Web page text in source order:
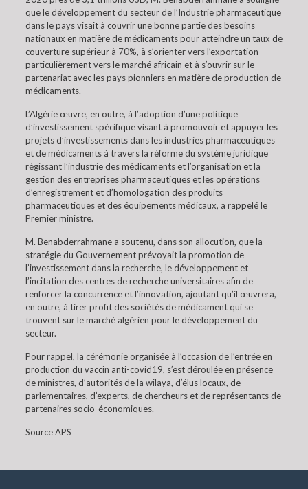
que le développement du secteur de l’Industrie pharmaceutique
dans le pays visait à couvrir une bonne partie des besoins
nationaux en matière de médicaments pour atteindre un taux de
couverture supérieur à 70%, à s’orienter vers l’exportation
particulièrement vers le marché africain et à s’ouvrir sur le
partenariat avec les pays pionniers en matière de production de
médicaments.
L’Algérie œuvre, en outre, à l’adoption d’une politique
d’investissement spécifique visant à promouvoir et appuyer les
projets d’investissements dans les industries pharmaceutiques
et de médicaments à travers la réforme du système juridique
régissant l’industrie des médicaments et l’organisation et la
gestion des entreprises pharmaceutiques et les opérations
d’enregistrement et d’homologation des produits
pharmaceutiques et des équipements médicaux, a rappelé le
Premier ministre.
M. Benabderrahmane a soutenu, dans son allocution, que la
stratégie du Gouvernement prévoyait la promotion de
l’investissement dans la recherche, le développement et
l’incitation des centres de recherche universitaires afin de
renforcer la concurrence et l’innovation, ajoutant qu’il œuvrera,
en outre, à tirer profit des sociétés de médicament qui se
trouvent sur le marché algérien pour le développement du
secteur.
Pour rappel, la cérémonie organisée à l’occasion de l’entrée en
production du vaccin anti-covid19, s’est déroulée en présence
de ministres, d’autorités de la wilaya, d’élus locaux, de
parlementaires, d’experts, de chercheurs et de représentants de
partenaires socio-économiques.
Source APS